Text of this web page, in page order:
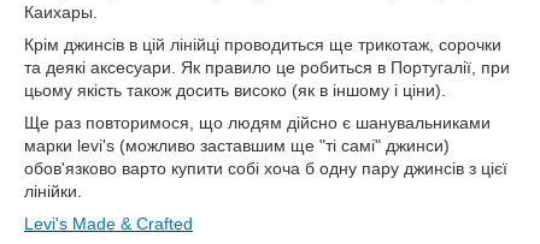
Каихары.
Крім джинсів в цій лінійці проводиться ще трикотаж, сорочки
та деякі аксесуари. Як правило це робиться в Португалії, при
цьому якість також досить високо (як в іншому і ціни).
Ще раз повторимося, що людям дійсно є шанувальниками
марки levi's (можливо заставшим ще "ті самі" джинси)
обов'язково варто купити собі хоча б одну пару джинсів з цієї
лінійки.
Levi's Made & Crafted